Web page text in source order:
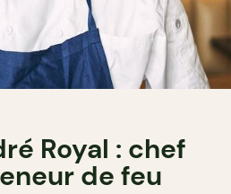
Royal : chef
de feu